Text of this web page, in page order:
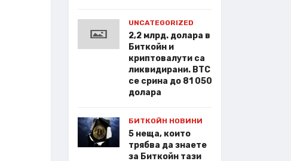
UNCATEGORIZED
2,2 млрд. долара в
Биткойн и
криптовалути са
ликвидирани. BTC
се срина до 81 050
долара
БИТКОЙН НОВИНИ
5 неща, които
трябва да знаете
за Биткойн тази